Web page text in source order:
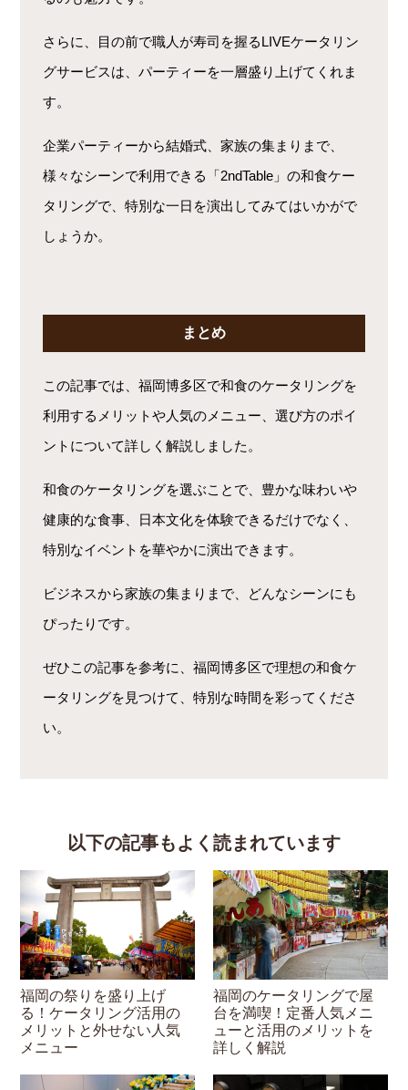
さらに、目の前で職人が寿司を握るLIVEケータリン
グサービスは、パーティーを一層盛り上げてくれま
す。
企業パーティーから結婚式、家族の集まりまで、
様々なシーンで利用できる「2ndTable」の和食ケー
タリングで、特別な一日を演出してみてはいかがで
しょうか。
まとめ
この記事では、福岡博多区で和食のケータリングを
利用するメリットや人気のメニュー、選び方のポイ
ントについて詳しく解説しました。
和食のケータリングを選ぶことで、豊かな味わいや
健康的な食事、日本文化を体験できるだけでなく、
特別なイベントを華やかに演出できます。
ビジネスから家族の集まりまで、どんなシーンにも
ぴったりです。
ぜひこの記事を参考に、福岡博多区で理想の和食ケ
ータリングを見つけて、特別な時間を彩ってくださ
い。
以下の記事もよく読まれています
福岡の祭りを盛り上げ
る！ケータリング活用の
メリットと外せない人気
メニュー
福岡のケータリングで屋
台を満喫！定番人気メニ
ューと活用のメリットを
詳しく解説